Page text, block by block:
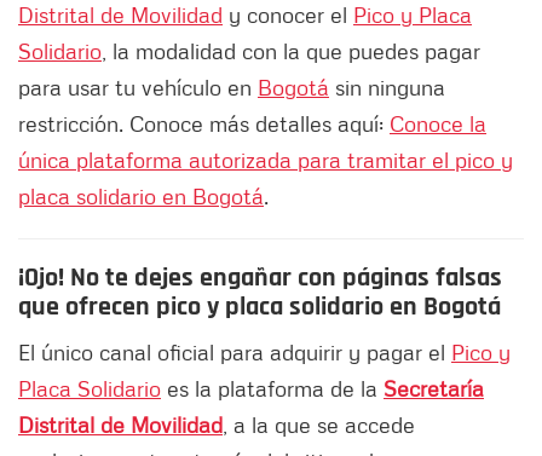
Distrital de Movilidad y conocer el Pico y Placa
Solidario , la modalidad con la que puedes pagar
para usar tu vehículo en Bogotá sin ninguna
restricción. Conoce más detalles aquí: Conoce la
única plataforma autorizada para tramitar el pico y
placa solidario en Bogotá.
¡Ojo! No te dejes engañar con páginas falsas
que ofrecen pico y placa solidario en Bogotá
El único canal oficial para adquirir y pagar el Pico y
Placa Solidario es la plataforma de la Secretaría
Distrital de Movilidad , a la que se accede